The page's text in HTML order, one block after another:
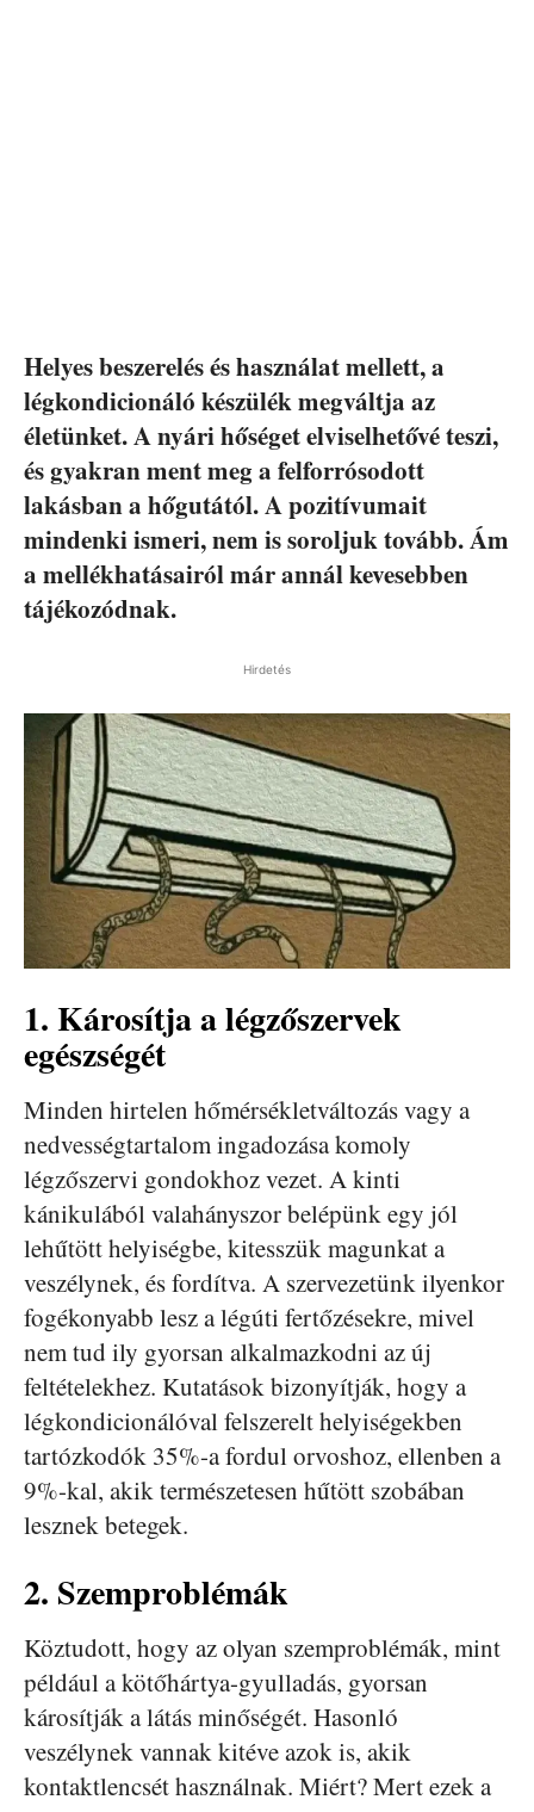
Helyes beszerelés és használat mellett, a
légkondicionáló készülék megváltja az
életünket. A nyári hőséget elviselhetővé teszi,
és gyakran ment meg a felforrósodott
lakásban a hőgutától. A pozitívumait
mindenki ismeri, nem is soroljuk tovább. Ám
a mellékhatásairól már annál kevesebben
tájékozódnak.
Hirdetés
1. Károsítja a légzőszervek
egészségét
Minden hirtelen hőmérsékletváltozás vagy a
nedvességtartalom ingadozása komoly
légzőszervi gondokhoz vezet. A kinti
kánikulából valahányszor belépünk egy jól
lehűtött helyiségbe, kitesszük magunkat a
veszélynek, és fordítva. A szervezetünk ilyenkor
fogékonyabb lesz a légúti fertőzésekre, mivel
nem tud ily gyorsan alkalmazkodni az új
feltételekhez. Kutatások bizonyítják, hogy a
légkondicionálóval felszerelt helyiségekben
tartózkodók 35%-a fordul orvoshoz, ellenben a
9%-kal, akik természetesen hűtött szobában
lesznek betegek.
2. Szemproblémák
Köztudott, hogy az olyan szemproblémák, mint
például a kötőhártya-gyulladás, gyorsan
károsítják a látás minőségét. Hasonló
veszélynek vannak kitéve azok is, akik
kontaktlencsét használnak. Miért? Mert ezek a